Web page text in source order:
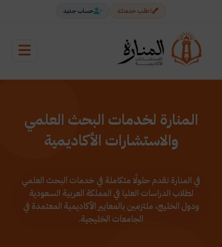
اطلب خدمتك حساب جديد
المنارة لخدمات البحث العلمي
والاستشارات الأكاديمية
في المنارة نقدم حلولًا متكاملة في خدمات البحث العلمي
لطلاب الدراسات العليا في المملكة العربية السعودية
ودول الخليج، ملتزمين بالمعايير الأكاديمية المعتمدة في
الجامعات الخليجية.